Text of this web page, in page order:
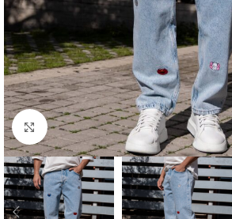
Click to enlarge